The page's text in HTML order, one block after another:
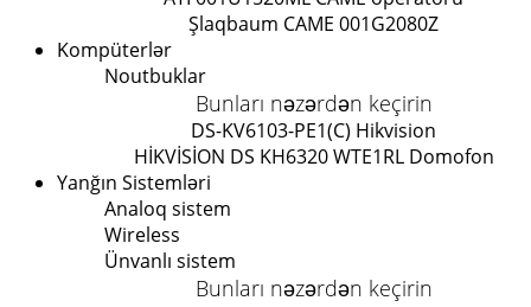
Şlaqbaum CAME 001G2080Z
Kompüterlər
Noutbuklar
Bunları nəzərdən keçirin
DS-KV6103-PE1(C) Hikvision
HİKVİSİON DS KH6320 WTE1RL Domofon
Yanğın Sistemləri
Analoq sistem
Wireless
Ünvanlı sistem
Bunları nəzərdən keçirin